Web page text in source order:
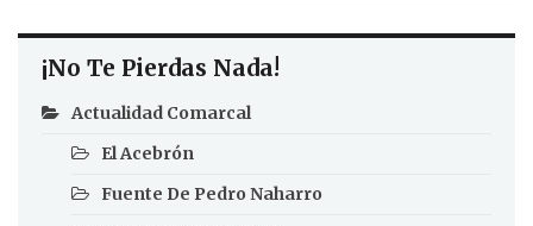
¡No Te Pierdas Nada!
Actualidad Comarcal
El Acebrón
Fuente De Pedro Naharro